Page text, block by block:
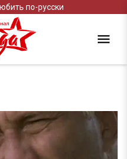
по-русски